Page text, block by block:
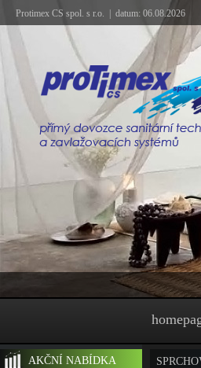
Protimex CS spol. s r.o. | datum: 06.08.2026
AKČNÍ NABÍDKA